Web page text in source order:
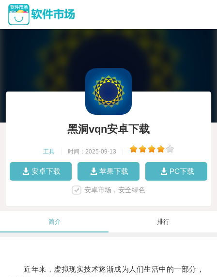
黑洞vqn安卓下载
工具 时间：2025-09-13
安卓下载 苹果下载 PC下载
安卓市场，安全绿色
简介 排行
近年来，虚拟现实技术逐渐成为人们生活中的一部分，